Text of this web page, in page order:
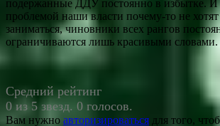
подержанные ДДУ постоянно в избытке. И
проблемой наши власти почему-то не хотят
заниматься, чиновники всех рангов
ограничиваются лишь красивыми словами.
Средний рейтинг
0 из 5 звезд. 0 голосов.
Вам нужно авторизироваться для того,